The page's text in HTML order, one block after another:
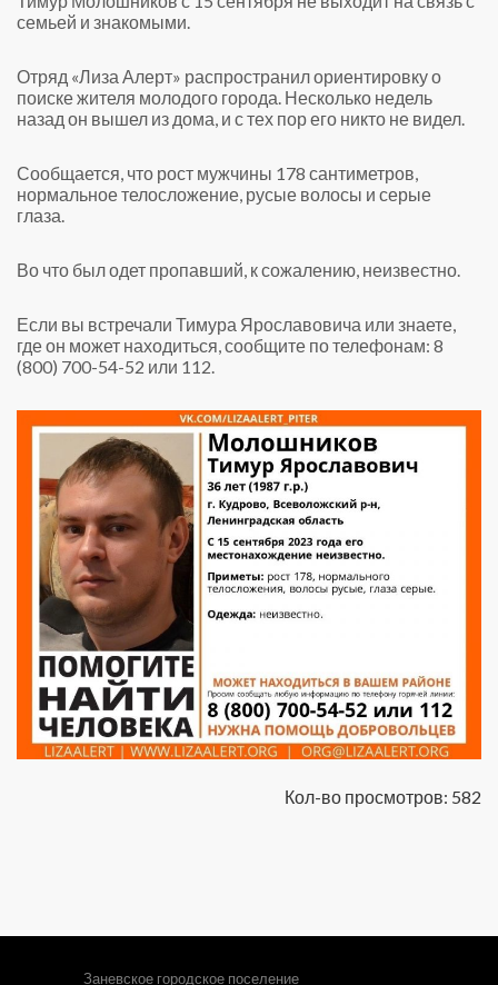
семьей и знакомыми.
Отряд «Лиза Алерт» распространил ориентировку о
поиске жителя молодого города. Несколько недель
назад он вышел из дома, и с тех пор его никто не видел.
Сообщается, что рост мужчины 178 сантиметров,
нормальное телосложение, русые волосы и серые
глаза.
Во что был одет пропавший, к сожалению, неизвестно.
Если вы встречали Тимура Ярославовича или знаете,
где он может находиться, сообщите по телефонам: 8
(800) 700-54-52 или 112.
Кол-во просмотров: 582
Заневское городское поселение